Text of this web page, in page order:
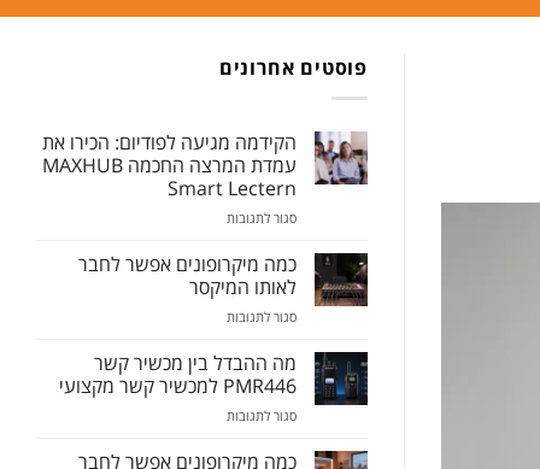
פוסטים אחרונים
הקידמה מגיעה לפודיום: הכירו את
עמדת המרצה החכמה MAXHUB
Smart Lectern
סגור לתגובות
כמה מיקרופונים אפשר לחבר
לאותו המיקסר
סגור לתגובות
מה ההבדל בין מכשיר קשר
PMR446 למכשיר קשר מקצועי
סגור לתגובות
כמה מיקרופונים אפשר לחבר